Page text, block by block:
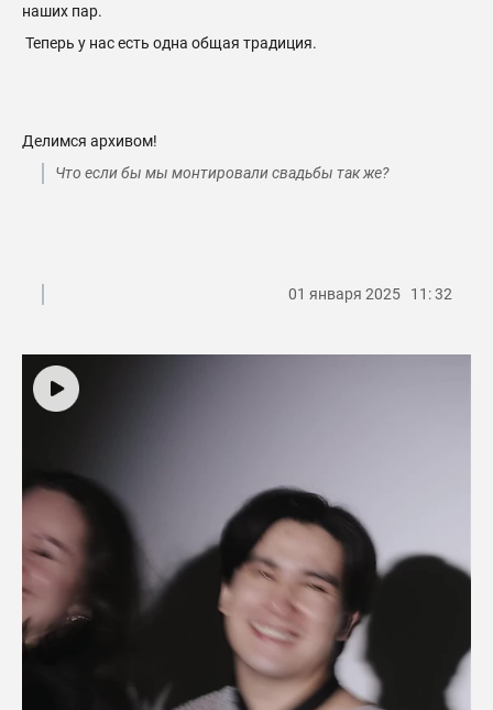
наших пар.
Теперь у нас есть одна общая традиция.
Делимся архивом!
Что если бы мы монтировали свадьбы так же?
01 января 2025 11: 32